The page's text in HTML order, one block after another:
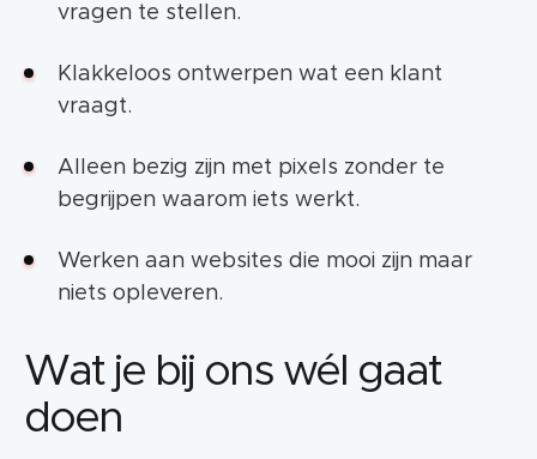
vragen te stellen.
Klakkeloos ontwerpen wat een klant
vraagt.
Alleen bezig zijn met pixels zonder te
begrijpen waarom iets werkt.
Werken aan websites die mooi zijn maar
niets opleveren.
Wat je bij ons wél gaat
doen